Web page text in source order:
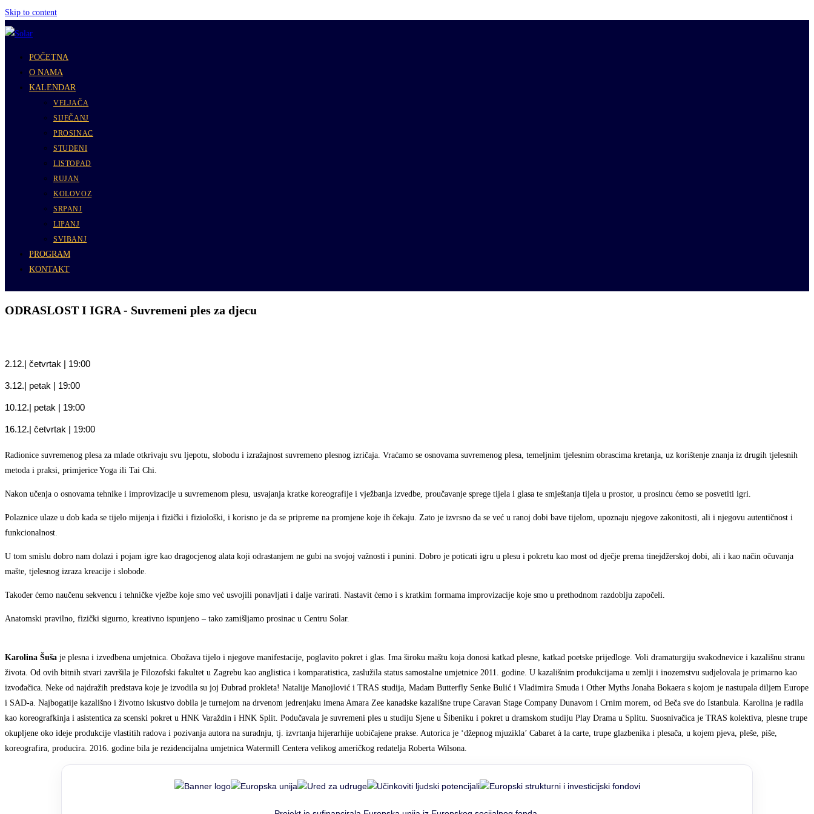
Skip to content
POČETNA
O NAMA
KALENDAR
VELJAČA
SIJEČANJ
PROSINAC
STUDENI
LISTOPAD
RUJAN
KOLOVOZ
SRPANJ
LIPANJ
SVIBANJ
PROGRAM
KONTAKT
ODRASLOST I IGRA - Suvremeni ples za djecu
2.12.| četvrtak | 19:00
3.12.| petak | 19:00
10.12.| petak | 19:00
16.12.| četvrtak | 19:00
Radionice suvremenog plesa za mlade otkrivaju svu ljepotu, slobodu i izražajnost suvremeno plesnog izričaja. Vraćamo se osnovama suvremenog plesa, temeljnim tjelesnim obrascima kretanja, uz korištenje znanja iz drugih tjelesnih
metoda i praksi, primjerice Yoga ili Tai Chi.
Nakon učenja o osnovama tehnike i improvizacije u suvremenom plesu, usvajanja kratke koreografije i vježbanja izvedbe, proučavanje sprege tijela i glasa te smještanja tijela u prostor, u prosincu ćemo se posvetiti igri.
Polaznice ulaze u dob kada se tijelo mijenja i fizički i fiziološki, i korisno je da se pripreme na promjene koje ih čekaju. Zato je izvrsno da se već u ranoj dobi bave tijelom, upoznaju njegove zakonitosti, ali i njegovu autentičnost i
funkcionalnost.
U tom smislu dobro nam dolazi i pojam igre kao dragocjenog alata koji odrastanjem ne gubi na svojoj važnosti i punini. Dobro je poticati igru u plesu i pokretu kao most od dječje prema tinejdžerskoj dobi, ali i kao način očuvanja
mašte, tjelesnog izraza kreacije i slobode.
Također ćemo naučenu sekvencu i tehničke vježbe koje smo već usvojili ponavljati i dalje varirati. Nastavit ćemo i s kratkim formama improvizacije koje smo u prethodnom razdoblju započeli.
Anatomski pravilno, fizički sigurno, kreativno ispunjeno – tako zamišljamo prosinac u Centru Solar.
Karolina Šuša je plesna i izvedbena umjetnica. Obožava tijelo i njegove manifestacije, poglavito pokret i glas. Ima široku maštu koja donosi katkad plesne, katkad poetske prijedloge. Voli dramaturgiju svakodnevice i kazališnu stranu
života. Od ovih bitnih stvari završila je Filozofski fakultet u Zagrebu kao anglistica i komparatistica, zaslužila status samostalne umjetnice 2011. godine. U kazališnim produkcijama u zemlji i inozemstvu sudjelovala je primarno kao
izvođačica. Neke od najdražih predstava koje je izvodila su joj Đubrad prokleta! Natalije Manojlović i TRAS studija, Madam Butterfly Senke Bulić i Vladimira Smuda i Other Myths Jonaha Bokaera s kojom je nastupala diljem Europe
i SAD-a. Najbogatije kazališno i životno iskustvo dobila je turnejom na drvenom jedrenjaku imena Amara Zee kanadske kazališne trupe Caravan Stage Company Dunavom i Crnim morem, od Beča sve do Istanbula. Karolina je radila
kao koreografkinja i asistentica za scenski pokret u HNK Varaždin i HNK Split. Podučavala je suvremeni ples u studiju Sjene u Šibeniku i pokret u dramskom studiju Play Drama u Splitu. Suosnivačica je TRAS kolektiva, plesne trupe
okupljene oko ideje produkcije vlastitih radova i pozivanja autora na suradnju, tj. izvrtanja hijerarhije uobičajene prakse. Autorica je ‘džepnog mjuzikla’ Cabaret à la carte, trupe glazbenika i plesača, u kojem pjeva, pleše, piše,
koreografira, producira. 2016. godine bila je rezidencijalna umjetnica Watermill Centera velikog američkog redatelja Roberta Wilsona.